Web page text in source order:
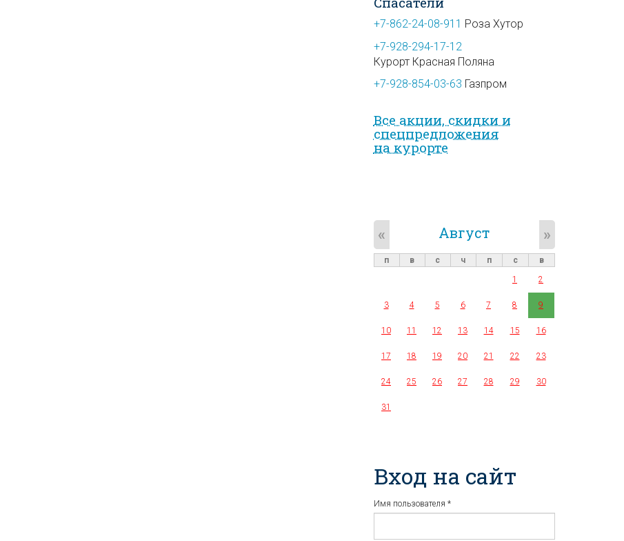
+7-862-24-08-911 Роза Хутор
+7-928-294-17-12
Курорт Красная Поляна
+7-928-854-03-63 Газпром
Все акции, скидки и
спец­предложе­ния
на курорте
Август
« »
п в с ч п с
в
1
2
3 4 5 6 7 8 9
10 11 12 13 14 15 16
17 18 19 20 21 22 23
24 25 26 27 28 29 30
31
Вход на сайт
Имя пользователя *